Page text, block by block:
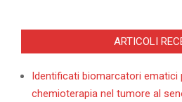
ARTICOLI
Identificati biomarcatori ematici
chemioterapia nel tumore al